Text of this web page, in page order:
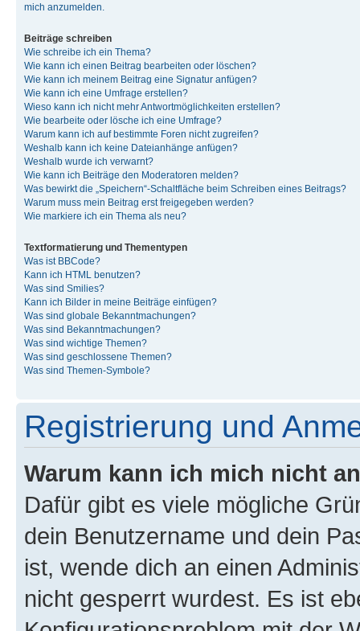
mich anzumelden.
Beiträge schreiben
Wie schreibe ich ein Thema?
Wie kann ich einen Beitrag bearbeiten oder löschen?
Wie kann ich meinem Beitrag eine Signatur anfügen?
Wie kann ich eine Umfrage erstellen?
Wieso kann ich nicht mehr Antwortmöglichkeiten erstellen?
Wie bearbeite oder lösche ich eine Umfrage?
Warum kann ich auf bestimmte Foren nicht zugreifen?
Weshalb kann ich keine Dateianhänge anfügen?
Weshalb wurde ich verwarnt?
Wie kann ich Beiträge den Moderatoren melden?
Was bewirkt die „Speichern“-Schaltfläche beim Schreiben eines Beitrags?
Warum muss mein Beitrag erst freigegeben werden?
Wie markiere ich ein Thema als neu?
Textformatierung und Thementypen
Was ist BBCode?
Kann ich HTML benutzen?
Was sind Smilies?
Kann ich Bilder in meine Beiträge einfügen?
Was sind globale Bekanntmachungen?
Was sind Bekanntmachungen?
Was sind wichtige Themen?
Was sind geschlossene Themen?
Was sind Themen-Symbole?
Registrierung und
Warum kann ich mich nicht
Dafür gibt es viele mögliche
dein Benutzername und dein
ist, wende dich an einen
nicht gesperrt wurdest. Es ist